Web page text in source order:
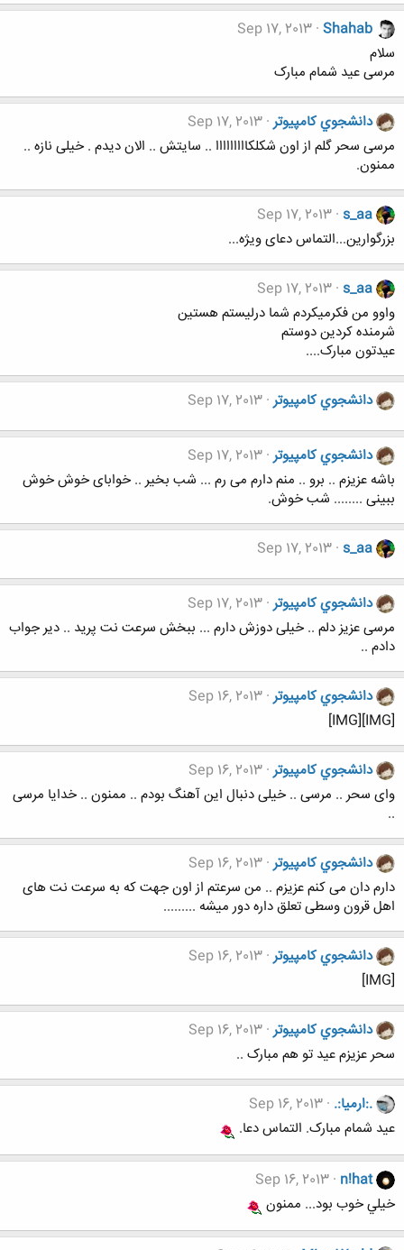
Shahab
Sep 17, 2013
سلام
مرسی عید شمام مبارک
دانشجوي كامپيوتر Sep 17, 2013
مرسی سحر گلم از اون شکلکااااااااا .. سایتش .. الان دیدم . خیلی نازه ..
ممنون.
s_aa
Sep 17, 2013
بزرگوارین...التماس دعای ویژه...
s_aa
Sep 17, 2013
واوو من فکرمیکردم شما درلیستم هستین
شرمنده کردین دوستم
عیدتون مبارک....
دانشجوي كامپيوتر Sep 17, 2013
دانشجوي كامپيوتر Sep 17, 2013
باشه عزیزم .. برو .. منم دارم می رم ... شب بخیر .. خوابای خوش خوش
ببینی ........ شب خوش.
s_aa
Sep 17, 2013
دانشجوي كامپيوتر Sep 17, 2013
مرسی عزیز دلم .. خیلی دوزش دارم ... ببخش سرعت نت پرید .. دیر جواب
دادم ..
دانشجوي كامپيوتر Sep 16, 2013
[IMG][IMG]
دانشجوي كامپيوتر Sep 16, 2013
وای سحر .. مرسی .. خیلی دنبال این آهنگ بودم .. ممنون .. خدایا مرسی
..
دانشجوي كامپيوتر Sep 16, 2013
دارم دان می کنم عزیزم .. من سرعتم از اون جهت که به سرعت نت های
اهل قرون وسطی تعلق داره دور میشه .........
دانشجوي كامپيوتر Sep 16, 2013
[IMG]
دانشجوي كامپيوتر Sep 16, 2013
سحر عزیزم عید تو هم مبارک ..
.:ارمیا:. Sep 16, 2013
عید شمام مبارک. التماس دعا.
n!hat
Sep 16, 2013
خيلي خوب بود... ممنون